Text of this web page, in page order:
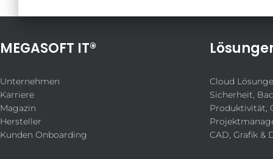
MEGASOFT IT®
Unternehmen
Karriere
Magazin
Hersteller
Kunden Onboarding
Cloud
Sicherheit,
Produktivität,
CAD, Grafik &